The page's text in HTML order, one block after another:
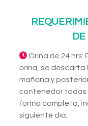
Orina de 24 hrs:
orina, se descarta
mañana y
contenedor todas
forma completa,
siguiente día.